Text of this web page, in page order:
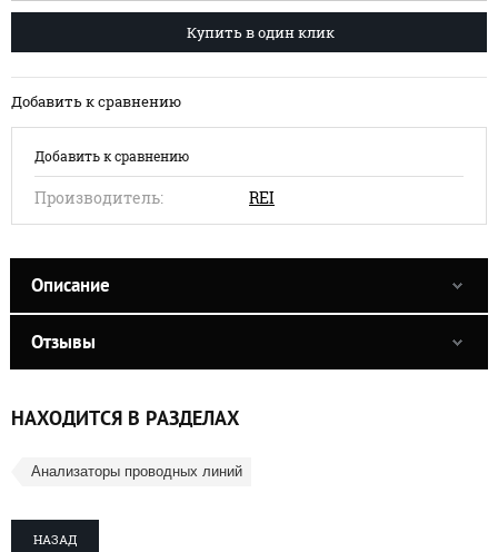
Купить в один клик
Добавить к сравнению
Добавить к сравнению
Производитель: REI
Описание
Отзывы
НАХОДИТСЯ В РАЗДЕЛАХ
Анализаторы проводных линий
НАЗАД